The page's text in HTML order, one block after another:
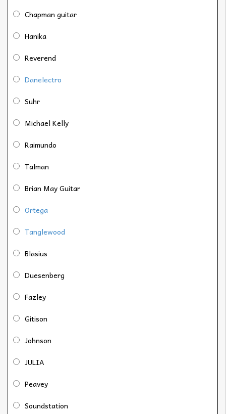
Chapman guitar
Hanika
Reverend
Danelectro
Suhr
Michael Kelly
Raimundo
Talman
Brian May Guitar
Ortega
Tanglewood
Blasius
Duesenberg
Fazley
Gitison
Johnson
JULIA
Peavey
Soundstation